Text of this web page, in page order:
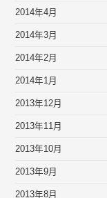
2014年4月
2014年3月
2014年2月
2014年1月
2013年12月
2013年11月
2013年10月
2013年9月
2013年8月